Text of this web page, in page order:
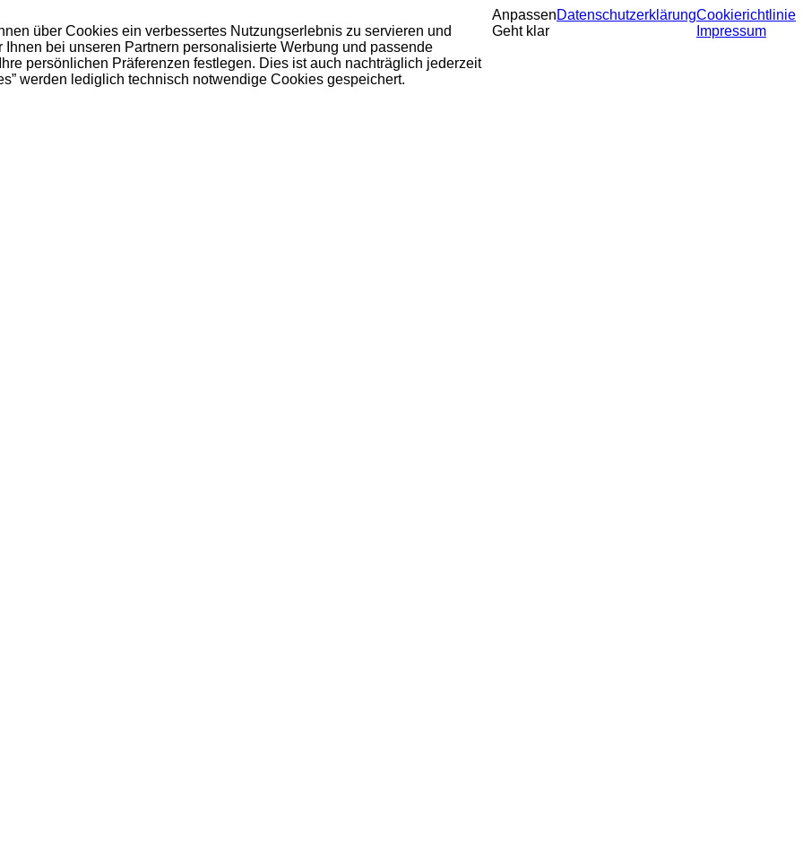
über Cookies ein verbessertes Nutzungserlebnis zu servieren und
bei unseren Partnern personalisierte Werbung und passende
persönlichen Präferenzen festlegen. Dies ist auch nachträglich jederzeit
werden lediglich technisch notwendige Cookies gespeichert.
Anpassen
Geht klar
DatenschutzerklärungCookierichtlinie
Impressum